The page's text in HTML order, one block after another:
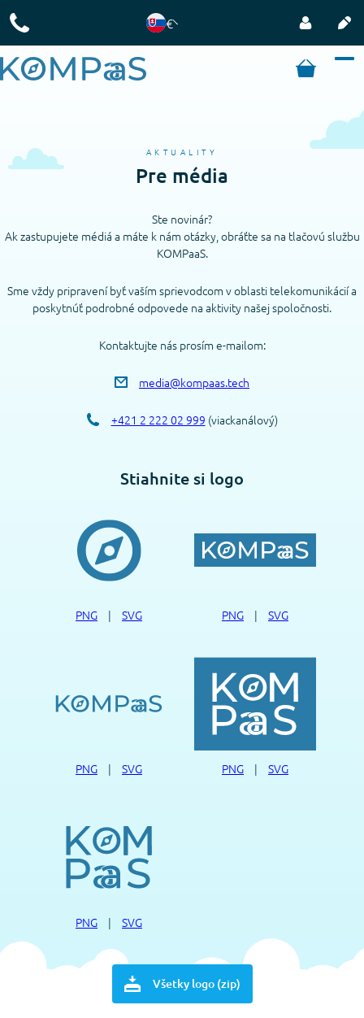
€
AKTUALITY
Pre média
Ste novinár?
Ak zastupujete médiá a máte k nám otázky, obráťte sa na tlačovú službu
KOMPaaS.
Sme vždy pripravení byť vaším sprievodcom v oblasti telekomunikácií a
poskytnúť podrobné odpovede na aktivity našej spoločnosti.
Kontaktujte nás prosím e-mailom:
media@kompaas.tech
+421 2 222 02 999 (viackanálový)
Stiahnite si logo
PNG | SVG PNG | SVG
PNG | SVG PNG | SVG
PNG | SVG
Všetky logo (zip)